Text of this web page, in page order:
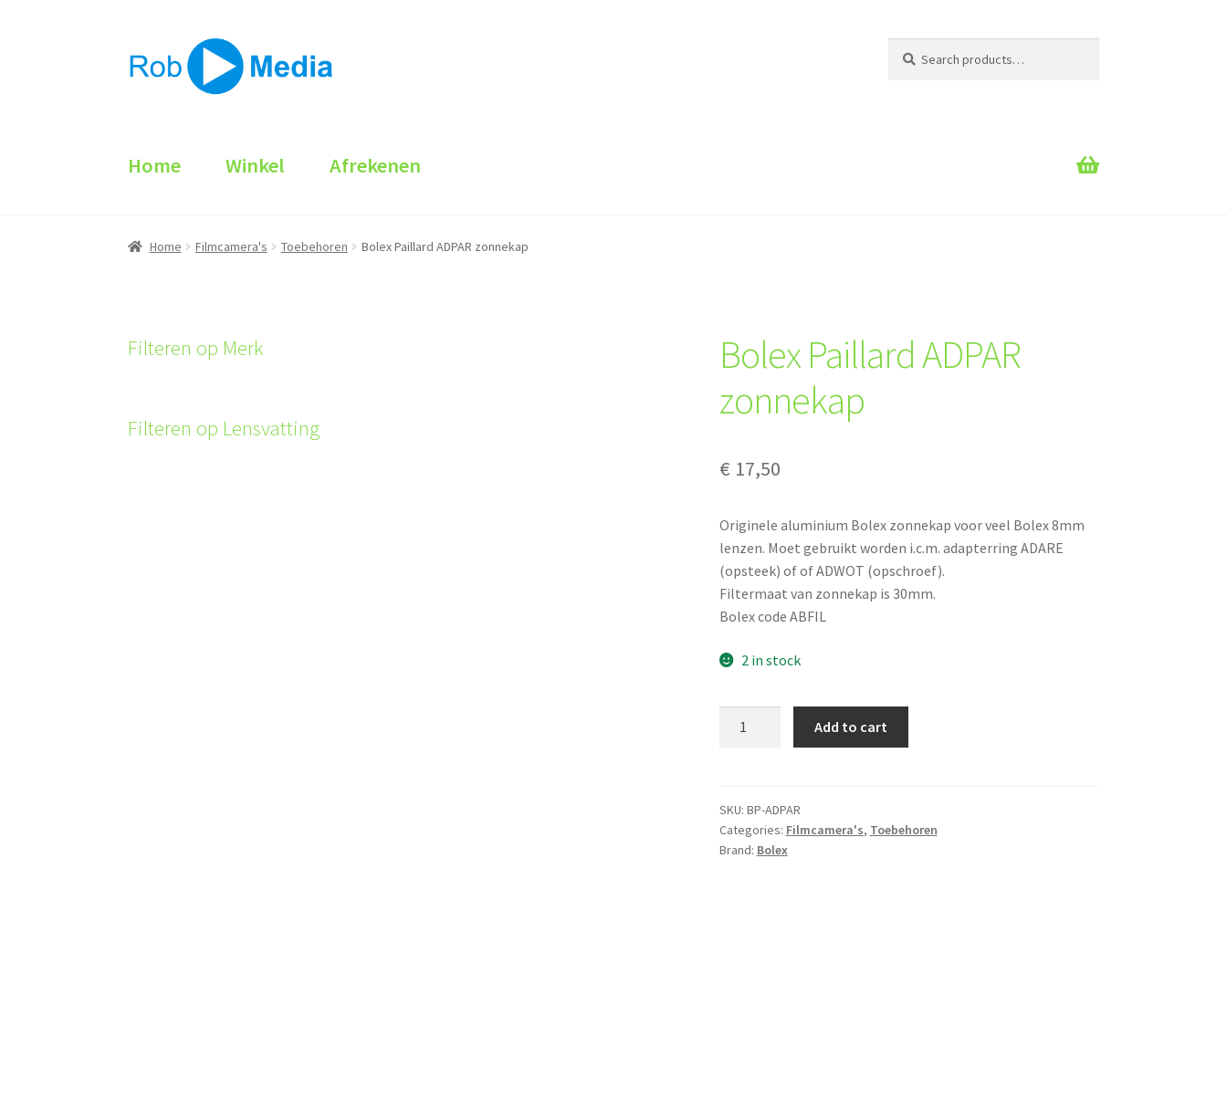
door
naar
for:
Home Winkel Afrekenen
Home Filmcamera's Toebehoren Bolex Paillard ADPAR zonnekap
Bolex Paillard ADPAR
zonnekap
€ 17,50
Originele aluminium Bolex zonnekap voor veel Bolex 8mm
lenzen. Moet gebruikt worden i.c.m. adapterring ADARE
(opsteek) of of ADWOT (opschroef).
Filtermaat van zonnekap is 30mm.
Bolex code ABFIL
2 in stock
quantity
Add to cart
SKU: BP-ADPAR
Categories: Filmcamera's, Toebehoren
Brand: Bolex
Filteren op Merk
Filteren op Lensvatting